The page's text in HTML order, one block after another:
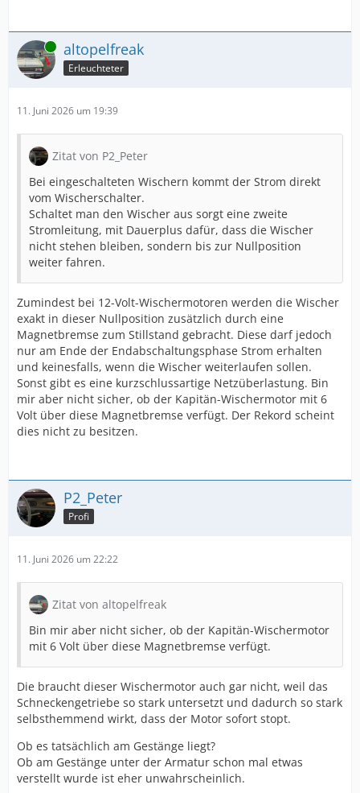
Online altopelfreak
Erleuchteter
11. Juni 2026 um 19:39
Zitat von P2_Peter
Bei eingeschalteten Wischern kommt der Strom direkt
vom Wischerschalter.
Schaltet man den Wischer aus sorgt eine zweite
Stromleitung, mit Dauerplus dafür, dass die Wischer
nicht stehen bleiben, sondern bis zur Nullposition
weiter fahren.
Zumindest bei 12-Volt-Wischermotoren werden die Wischer
exakt in dieser Nullposition zusätzlich durch eine
Magnetbremse zum Stillstand gebracht. Diese darf jedoch
nur am Ende der Endabschaltungsphase Strom erhalten
und keinesfalls, wenn die Wischer weiterlaufen sollen.
Sonst gibt es eine kurzschlussartige Netzüberlastung. Bin
mir aber nicht sicher, ob der Kapitän-Wischermotor mit 6
Volt über diese Magnetbremse verfügt. Der Rekord scheint
dies nicht zu besitzen.
P2_Peter
Profi
11. Juni 2026 um 22:22
Zitat von altopelfreak
Bin mir aber nicht sicher, ob der Kapitän-Wischermotor
mit 6 Volt über diese Magnetbremse verfügt.
Die braucht dieser Wischermotor auch gar nicht, weil das
Schneckengetriebe so stark untersetzt und dadurch so stark
selbsthemmend wirkt, dass der Motor sofort stopt.
Ob es tatsächlich am Gestänge liegt?
Ob am Gestänge unter der Armatur schon mal etwas
verstellt wurde ist eher unwahrscheinlich.